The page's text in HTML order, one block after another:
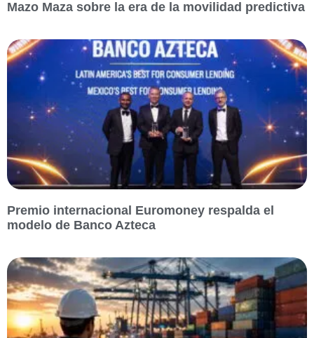
Mazo Maza sobre la era de la movilidad predictiva
Premio internacional Euromoney respalda el
modelo de Banco Azteca